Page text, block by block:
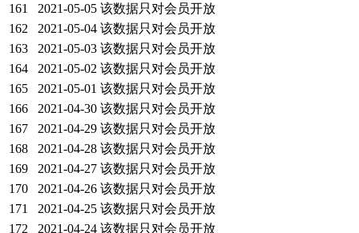
161
2021-05-05 该数据只对会员开放
162
2021-05-04 该数据只对会员开放
163
2021-05-03 该数据只对会员开放
164
2021-05-02 该数据只对会员开放
165
2021-05-01 该数据只对会员开放
166
2021-04-30 该数据只对会员开放
167
2021-04-29 该数据只对会员开放
168
2021-04-28 该数据只对会员开放
169
2021-04-27 该数据只对会员开放
170
2021-04-26 该数据只对会员开放
171
2021-04-25 该数据只对会员开放
172
2021-04-24 该数据只对会员开放